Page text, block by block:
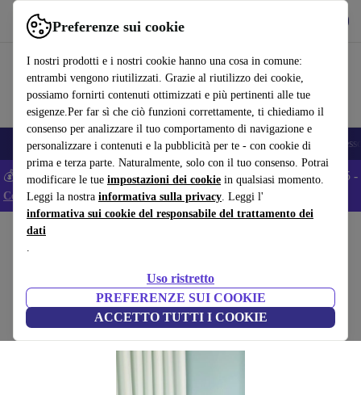
Preferenze sui cookie
I nostri prodotti e i nostri cookie hanno una cosa in comune:
entrambi vengono riutilizzati. Grazie al riutilizzo dei cookie,
possiamo fornirti contenuti ottimizzati e più pertinenti alle tue
esigenze.Per far sì che ciò funzioni correttamente, ti chiediamo il
consenso per analizzare il tuo comportamento di navigazione e
personalizzare i contenuti e la pubblicità per te - con cookie di
prima e terza parte. Naturalmente, solo con il tuo consenso. Potrai
modificare le tue impostazioni dei cookie in qualsiasi momento.
Leggi la nostra informativa sulla privacy. Leggi l'
informativa sui cookie del responsabile del trattamento dei
dati
.
Uso ristretto
PREFERENZE SUI COOKIE
ACCETTO TUTTI I COOKIE
Usa refurbed in modo rapido e semplice
🎒 Back to school Smartphone Portatili Tablet Smartwatch
💰 Extra -5% su tutti gli smartphone Android - Codice: ANDROID5 -
Condizioni
Home
nero
(Raccolta recensioni)